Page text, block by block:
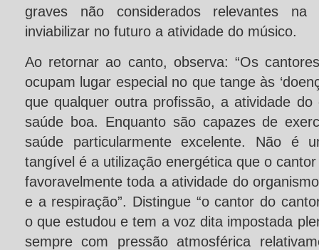
graves não considerados relevantes
inviabilizar no futuro a atividade do músico.
Ao retornar ao canto, observa: “Os
ocupam lugar especial no que tange às
que qualquer outra profissão, a atividade
saúde boa. Enquanto são capazes de
saúde particularmente excelente. Não é
tangível é a utilização energética que o
favoravelmente toda a atividade do
e a respiração”. Distingue “o cantor do
o que estudou e tem a voz dita impostada
sempre com pressão atmosférica